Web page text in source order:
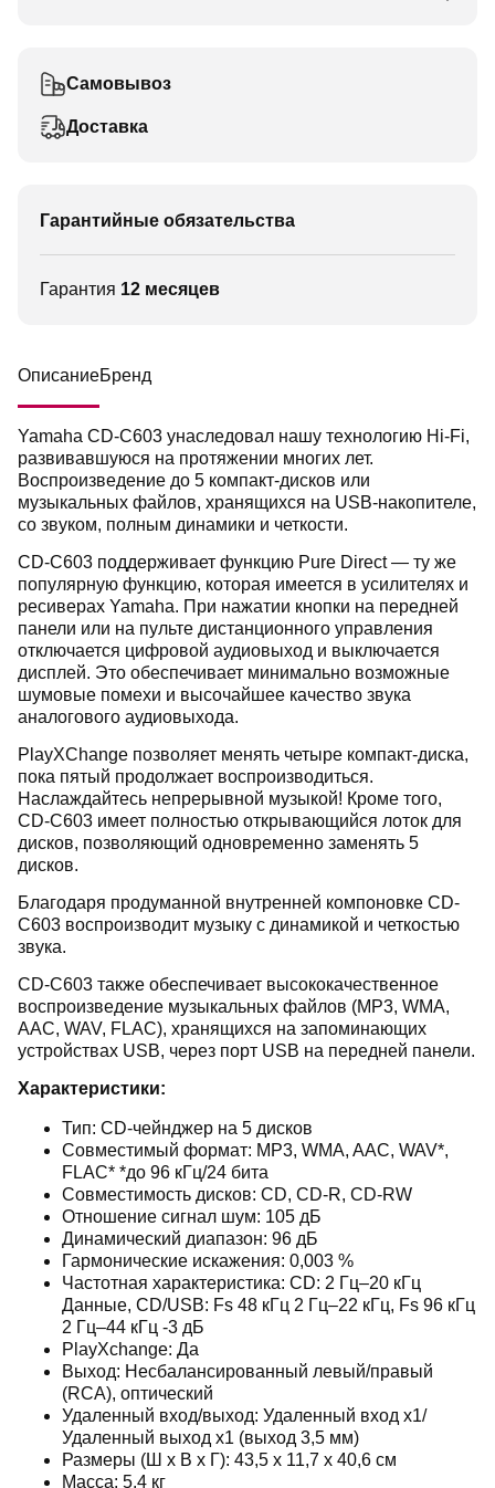
Самовывоз
Доставка
Гарантийные обязательства
Гарантия 12 месяцев
ОписаниеБренд
Yamaha CD-C603 унаследовал нашу технологию Hi-Fi,
развивавшуюся на протяжении многих лет.
Воспроизведение до 5 компакт-дисков или
музыкальных файлов, хранящихся на USB-накопителе,
со звуком, полным динамики и четкости.
CD-C603 поддерживает функцию Pure Direct — ту же
популярную функцию, которая имеется в усилителях и
ресиверах Yamaha. При нажатии кнопки на передней
панели или на пульте дистанционного управления
отключается цифровой аудиовыход и выключается
дисплей. Это обеспечивает минимально возможные
шумовые помехи и высочайшее качество звука
аналогового аудиовыхода.
PlayXChange позволяет менять четыре компакт-диска,
пока пятый продолжает воспроизводиться.
Наслаждайтесь непрерывной музыкой! Кроме того,
CD-C603 имеет полностью открывающийся лоток для
дисков, позволяющий одновременно заменять 5
дисков.
Благодаря продуманной внутренней компоновке CD-
C603 воспроизводит музыку с динамикой и четкостью
звука.
CD-C603 также обеспечивает высококачественное
воспроизведение музыкальных файлов (MP3, WMA,
AAC, WAV, FLAC), хранящихся на запоминающих
устройствах USB, через порт USB на передней панели.
Характеристики:
Тип: CD-чейнджер на 5 дисков
Совместимый формат: MP3, WMA, AAC, WAV*,
FLAC* *до 96 кГц/24 бита
Совместимость дисков: CD, CD-R, CD-RW
Отношение сигнал шум: 105 дБ
Динамический диапазон: 96 дБ
Гармонические искажения: 0,003 %
Частотная характеристика: CD: 2 Гц–20 кГц
Данные, CD/USB: Fs 48 кГц 2 Гц–22 кГц, Fs 96 кГц
2 Гц–44 кГц -3 дБ
PlayXchange: Да
Выход: Несбалансированный левый/правый
(RCA), оптический
Удаленный вход/выход: Удаленный вход x1/
Удаленный выход x1 (выход 3,5 мм)
Размеры (Ш х В х Г): 43,5 х 11,7 х 40,6 см
Масса: 5.4 кг